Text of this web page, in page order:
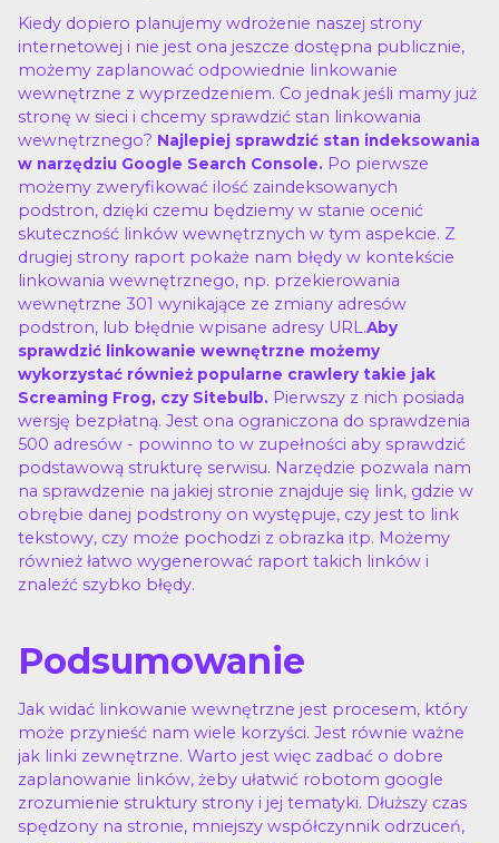
Kiedy dopiero planujemy wdrożenie naszej strony
internetowej i nie jest ona jeszcze dostępna publicznie,
możemy zaplanować odpowiednie linkowanie
wewnętrzne z wyprzedzeniem. Co jednak jeśli mamy już
stronę w sieci i chcemy sprawdzić stan linkowania
wewnętrznego? Najlepiej sprawdzić stan indeksowania
w narzędziu Google Search Console. Po pierwsze
możemy zweryfikować ilość zaindeksowanych
podstron, dzięki czemu będziemy w stanie ocenić
skuteczność linków wewnętrznych w tym aspekcie. Z
drugiej strony raport pokaże nam błędy w kontekście
linkowania wewnętrznego, np. przekierowania
wewnętrzne 301 wynikające ze zmiany adresów
podstron, lub błędnie wpisane adresy URL.Aby
sprawdzić linkowanie wewnętrzne możemy
wykorzystać również popularne crawlery takie jak
Screaming Frog, czy Sitebulb. Pierwszy z nich posiada
wersję bezpłatną. Jest ona ograniczona do sprawdzenia
500 adresów - powinno to w zupełności aby sprawdzić
podstawową strukturę serwisu. Narzędzie pozwala nam
na sprawdzenie na jakiej stronie znajduje się link, gdzie w
obrębie danej podstrony on występuje, czy jest to link
tekstowy, czy może pochodzi z obrazka itp. Możemy
również łatwo wygenerować raport takich linków i
znaleźć szybko błędy.
Podsumowanie
Jak widać linkowanie wewnętrzne jest procesem, który
może przynieść nam wiele korzyści. Jest równie ważne
jak linki zewnętrzne. Warto jest więc zadbać o dobre
zaplanowanie linków, żeby ułatwić robotom google
zrozumienie struktury strony i jej tematyki. Dłuższy czas
spędzony na stronie, mniejszy współczynnik odrzuceń,